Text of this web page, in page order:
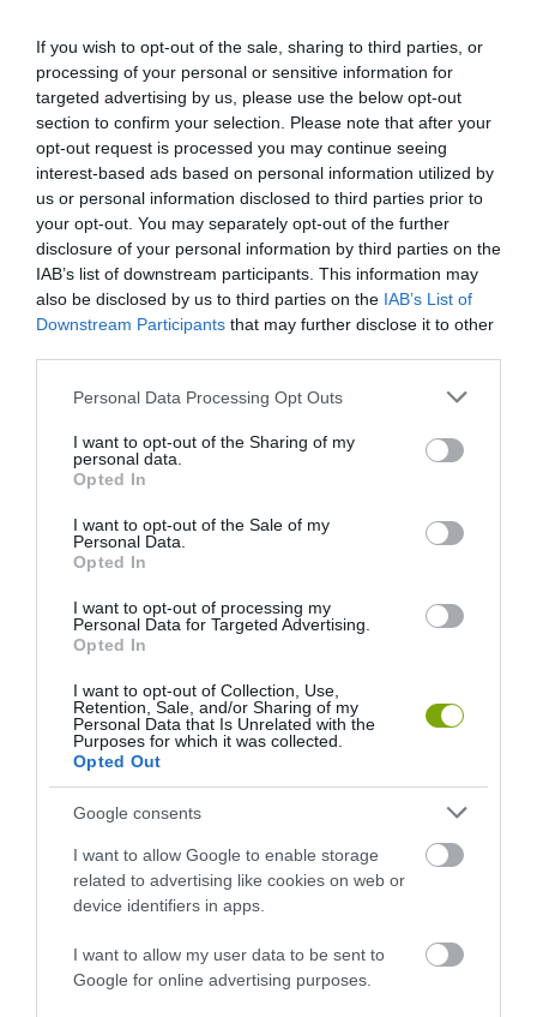
If you wish to opt-out of the sale, sharing to third parties, or
processing of your personal or sensitive information for
targeted advertising by us, please use the below opt-out
section to confirm your selection. Please note that after your
opt-out request is processed you may continue seeing
interest-based ads based on personal information utilized by
us or personal information disclosed to third parties prior to
your opt-out. You may separately opt-out of the further
disclosure of your personal information by third parties on the
IAB’s list of downstream participants. This information may
also be disclosed by us to third parties on the IAB’s List of
Downstream Participants that may further disclose it to other
Please note that this website/app uses one or more Google
not limited to your visit or usage behaviour. You may click to
grant or deny consent to Google and its third-party tags to
use your data for below specified purposes in below Google
consent section.
Personal Data Processing Opt Outs
I want to opt-out of the Sharing of my
personal data.
Opted In
I want to opt-out of the Sale of my
Personal Data.
Opted In
I want to opt-out of processing my
Personal Data for Targeted Advertising.
Opted In
I want to opt-out of Collection, Use,
Retention, Sale, and/or Sharing of my
Personal Data that Is Unrelated with the
Purposes for which it was collected.
Opted Out
Google consents
I want to allow Google to enable storage
related to advertising like cookies on web or
device identifiers in apps.
I want to allow my user data to be sent to
Google for online advertising purposes.
TALÁLJUK A VILÁG LEGVESZÉLYESEBB ÚTJÁT
HASONLÓ ÉRDEKESSÉGEK
KIRÁNDULÁS A
ARBORÉTUMBA
2026-08-04
SZŐLŐ ÉS KOMLÓ
KIRÁNDULÁS A
PANNONHALMI
ILLATMÚZEUMBA
KIRÁNDULÁS A
2026-08-04